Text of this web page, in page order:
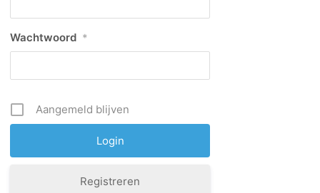
Wachtwoord *
Aangemeld blijven
Registreren